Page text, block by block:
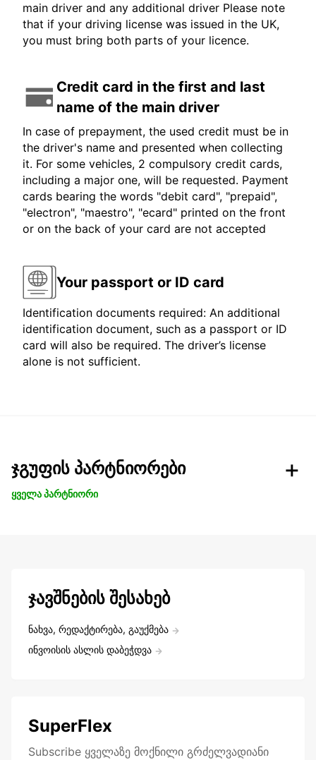
main driver and any additional driver Please note
that if your driving license was issued in the UK,
you must bring both parts of your licence.
Credit card in the first and last
name of the main driver
In case of prepayment, the used credit must be in
the driver's name and presented when collecting
it. For some vehicles, 2 compulsory credit cards,
including a major one, will be requested. Payment
cards bearing the words "debit card", "prepaid",
"electron", "maestro", "ecard" printed on the front
or on the back of your card are not accepted
Your passport or ID card
Identification documents required: An additional
identification document, such as a passport or ID
card will also be required. The driver’s license
alone is not sufficient.
ჯგუფის პარტნიორები
ყველა პარტნიორი
ჯავშნების შესახებ
ნახვა, რედაქტირება, გაუქმება
ინვოისის ასლის დაბეჭდვა
SuperFlex
Subscribe ყველაზე მოქნილი გრძელვადიანი